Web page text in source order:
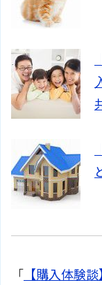
「
【購入体験